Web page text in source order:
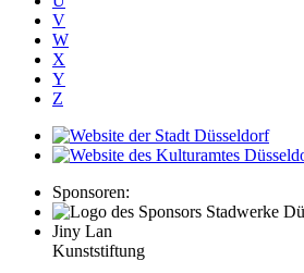
V
W
X
Y
Z
Sponsoren:
Jiny Lan
Kunststiftung